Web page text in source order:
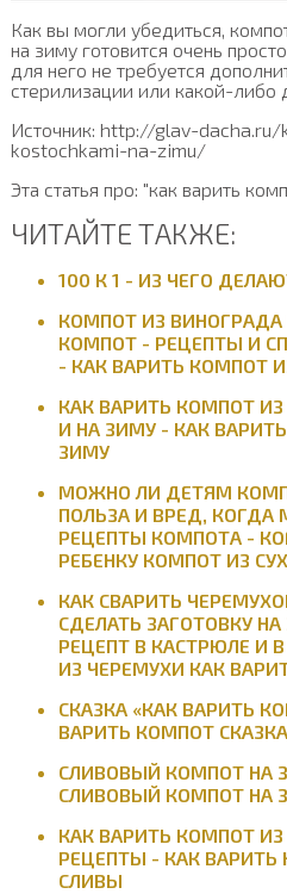
Как вы могли убедиться,
на зиму готовится очень
для него не требуется
стерилизации или какой-либо
Источник: http://glav-
kostochkami-na-zimu/
Эта статья про: "как варить
ЧИТАЙТЕ ТАКЖЕ:
100 К 1 - ИЗ ЧЕГО
КОМПОТ ИЗ
КОМПОТ - РЕЦЕПТЫ И
- КАК ВАРИТЬ КОМПОТ
КАК ВАРИТЬ КОМПОТ
И НА ЗИМУ - КАК
ЗИМУ
МОЖНО ЛИ ДЕТЯМ
ПОЛЬЗА И ВРЕД,
РЕЦЕПТЫ КОМПОТА -
РЕБЕНКУ КОМПОТ ИЗ
КАК СВАРИТЬ
СДЕЛАТЬ ЗАГОТОВКУ
РЕЦЕПТ В КАСТРЮЛЕ И
ИЗ ЧЕРЕМУХИ КАК
СКАЗКА «КАК ВАРИТЬ
ВАРИТЬ КОМПОТ СКАЗКА
СЛИВОВЫЙ КОМПОТ НА
СЛИВОВЫЙ КОМПОТ НА
КАК ВАРИТЬ КОМПОТ
РЕЦЕПТЫ - КАК
СЛИВЫ